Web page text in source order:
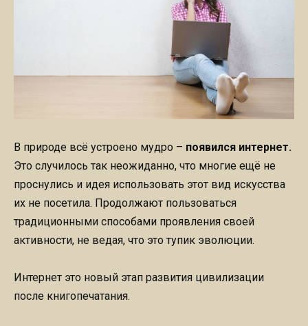
В природе всё устроено мудро – появился интернет.
Это случилось так неожиданно, что многие ещё не
проснулись и идея использовать этот вид искусства
их не посетила. Продолжают пользоваться
традиционными способами проявления своей
активности, не ведая, что это тупик эволюции.
Интернет это новый этап развития цивилизации
после книгопечатания.